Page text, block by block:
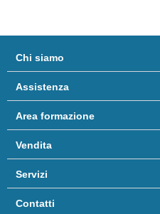
Chi siamo
Assistenza
Area formazione
Vendita
Servizi
Contatti